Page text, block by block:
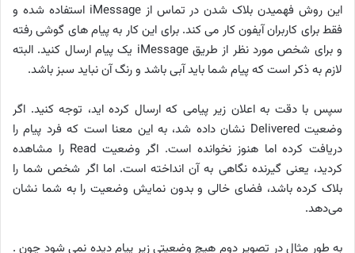
این روش فهمیدن بلاک شدن در تماس از iMessage استفاده شده و
فقط برای کاربران آیفون کار می کند. برای این کار به پیام های گوشی رفته
و برای شخص مورد نظر از طریق iMessage یک پیام ارسال کنید. البته
لازم به ذکر است که پیام شما باید آبی باشد و رنگ آن نباید سبز باشد.
سپس با دقت به اعلان زیر پیامی که ارسال کرده اید، توجه کنید. اگر
وضعیت Delivered نشان داده شد، به این معنا است که فرد پیام را
دریافت کرده اما هنوز نخوانده است. اگر وضعیت Read را مشاهده
کردید، یعنی گیرنده نگاهی به آن انداخته است. اما اگر شخص شما را
بلاک کرده باشد، فضای خالی و بدون نمایش وضعیت را به شما نشان
می‌دهد.
به طور مثال در تصویر دوم هیچ وضعیتی زیر پیام دیده نمی شود چون .